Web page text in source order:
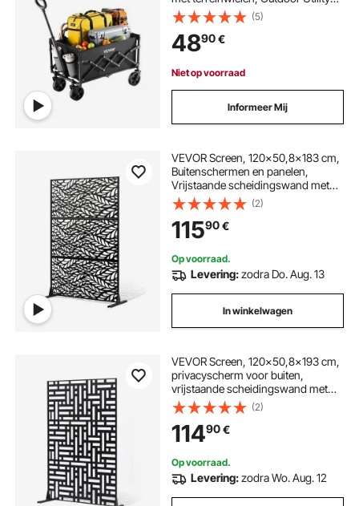
Kar met verstelbare handgreep,
Kampeerkar voor strand,
supermarkt, tuin, zwart
(5)
4890€
Niet op voorraad
Informeer Mij
VEVOR Screen, 120x50,8x183 cm,
Buitenschermen en panelen,
Vrijstaande scheidingswand met
standaard, Decoratieve
kamerverdeler voor balkon, terras,
binnen, Zwart
(2)
11590€
Op voorraad.
Levering:zodra Do. Aug. 13
In winkelwagen
VEVOR Screen, 120x50,8x193 cm,
privacyscherm voor buiten,
vrijstaande scheidingswand met
standaard, decoratieve stalen
kamerverdeler voor balkon, terras,
binnen, hottub, zwart
(2)
11490€
Op voorraad.
Levering:zodra Wo. Aug. 12